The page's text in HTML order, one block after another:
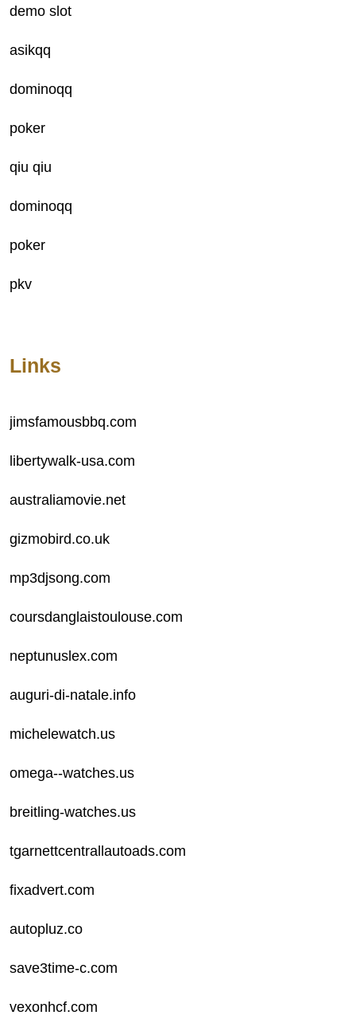
demo slot
asikqq
dominoqq
poker
qiu qiu
dominoqq
poker
pkv
Links
jimsfamousbbq.com
libertywalk-usa.com
australiamovie.net
gizmobird.co.uk
mp3djsong.com
coursdanglaistoulouse.com
neptunuslex.com
auguri-di-natale.info
michelewatch.us
omega--watches.us
breitling-watches.us
tgarnettcentrallautoads.com
fixadvert.com
autopluz.co
save3time-c.com
vexonhcf.com